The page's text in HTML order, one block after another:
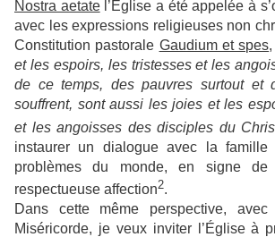
Nostra aetatel’Église a été appelée à
avec les expressions religieuses non
Constitution pastorale Gaudium et spes
et les espoirs, les tristesses et les
de ce temps, des pauvres surtout et
souffrent, sont aussi les joies et les
et les angoisses des disciples du
instaurer un dialogue avec la famille
problèmes du monde, en signe
respectueuse affection2.
Dans cette même perspective,
Miséricorde, je veux inviter l’Église à